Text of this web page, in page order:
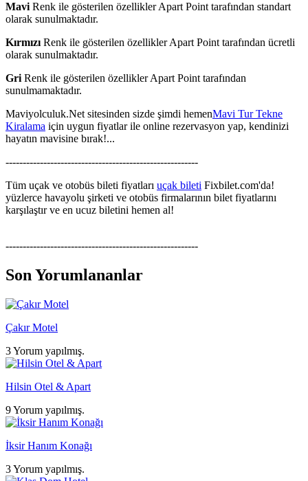
Mavi Renk ile gösterilen özellikler Apart Point tarafından standart
olarak sunulmaktadır.
Kırmızı Renk ile gösterilen özellikler Apart Point tarafından ücretli
olarak sunulmaktadır.
Gri Renk ile gösterilen özellikler Apart Point tarafından
sunulmamaktadır.
Maviyolculuk.Net sitesinden sizde şimdi hemenMavi Tur Tekne
Kiralama için uygun fiyatlar ile online rezervasyon yap, kendinizi
hayatın mavisine bırak!...
--------------------------------------------------------
Tüm uçak ve otobüs bileti fiyatları uçak bileti Fixbilet.com'da!
yüzlerce havayolu şirketi ve otobüs firmalarının bilet fiyatlarını
karşılaştır ve en ucuz biletini hemen al!
--------------------------------------------------------
Son Yorumlananlar
Çakır Motel
3 Yorum yapılmış.
Hilsin Otel & Apart
9 Yorum yapılmış.
İksir Hanım Konağı
3 Yorum yapılmış.